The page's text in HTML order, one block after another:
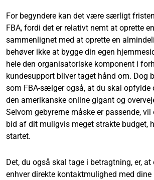
For begyndere kan det være særligt
FBA, fordi det er relativt nemt at oprette
sammenlignet med at oprette en
behøver ikke at bygge din egen
hele den organisatoriske komponent i
kundesupport bliver taget hånd om. Dog
som FBA-sælger også, at du skal opfylde
den amerikanske online gigant og
Selvom gebyrerne måske er passende,
bid af dit muligvis meget strakte budget,
startet.
Det, du også skal tage i betragtning, er,
enhver direkte kontaktmulighed med dine